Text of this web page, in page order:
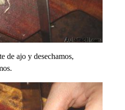
de ajo y desechamos,